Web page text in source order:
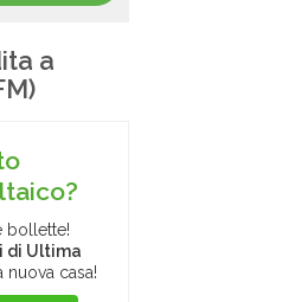
a
bollette!
di Ultima
nuova casa!